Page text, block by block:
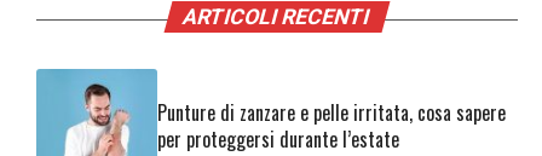
ARTICOLI RECENTI
Punture di zanzare e pelle irritata, cosa sapere
per proteggersi durante l’estate